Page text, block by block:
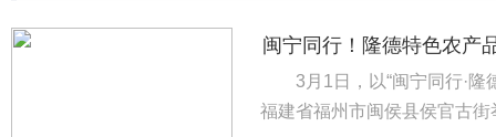
闽宁同行！隆德特色农产
3月1日，以“闽宁同行·隆
福建省福州市闽侯县侯官古街